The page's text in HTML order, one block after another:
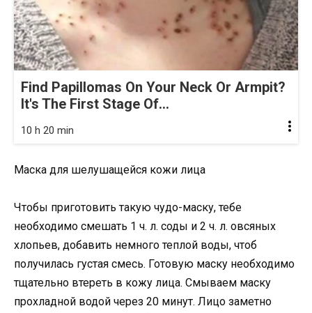
Find Papillomas On Your Neck Or Armpit?
It's The First Stage Of...
10 h 20 min
Маска для шелушащейся кожи лица
Чтобы приготовить такую чудо-маску, тебе
необходимо смешать 1 ч. л. соды и 2 ч. л. овсяных
хлопьев, добавить немного теплой воды, чтоб
получилась густая смесь. Готовую маску необходимо
тщательно втереть в кожу лица. Смываем маску
прохладной водой через 20 минут. Лицо заметно